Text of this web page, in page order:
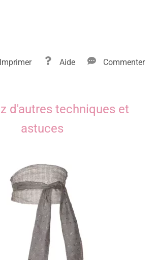
Imprimer Aide Commenter
d'autres techniques et
astuces